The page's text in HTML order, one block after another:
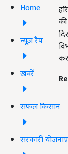
Home
न्यूज़ रैप
खबरें
सफल किसान
सरकारी योजनाएं